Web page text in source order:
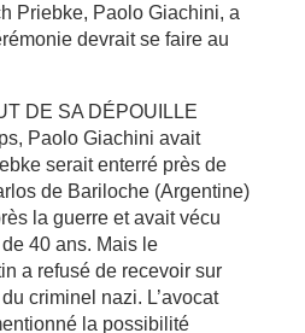
Priebke, Paolo Giachini, a
devrait se faire au
DE SA DÉPOUILLE
Paolo Giachini avait
serait enterré près de
de Bariloche (Argentine)
la guerre et avait vécu
40 ans. Mais le
a refusé de recevoir sur
criminel nazi. L’avocat
la possibilité